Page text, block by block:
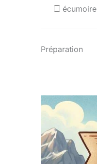
écumoire
Préparation